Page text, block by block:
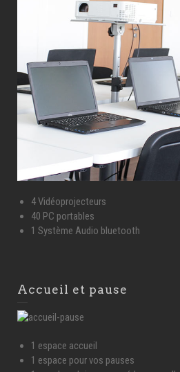
4 Vidéoprojecteurs
40 PC portables
1 Système Audio bluetooth
Accueil et pause
1 espace accueil
1 espace pour vos pauses